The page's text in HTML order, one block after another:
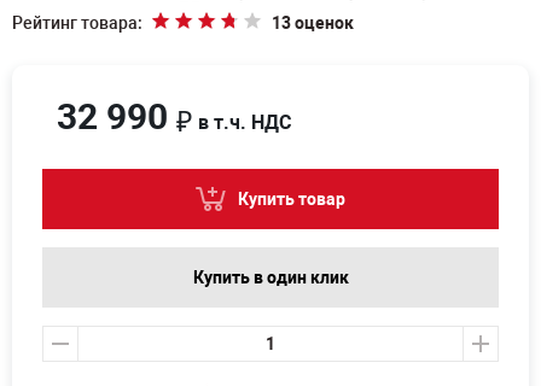
Рейтинг товара:
13 оценок
32 990 ₽ в т.ч. НДС
Купить товар
Купить в один клик